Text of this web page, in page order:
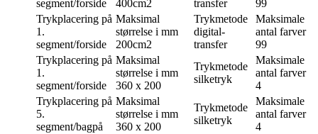
segment/forside
400cm2
transfer
99
Trykplacering på
1.
segment/forside
Maksimal
størrelse i mm
200cm2
Trykmetode
digital-
transfer
Maksimale
antal farver
99
Trykplacering på
1.
segment/forside
Maksimal
størrelse i mm
360 x 200
Trykmetode
silketryk
Maksimale
antal farver
4
Trykplacering på
5.
segment/bagpå
Maksimal
størrelse i mm
360 x 200
Trykmetode
silketryk
Maksimale
antal farver
4